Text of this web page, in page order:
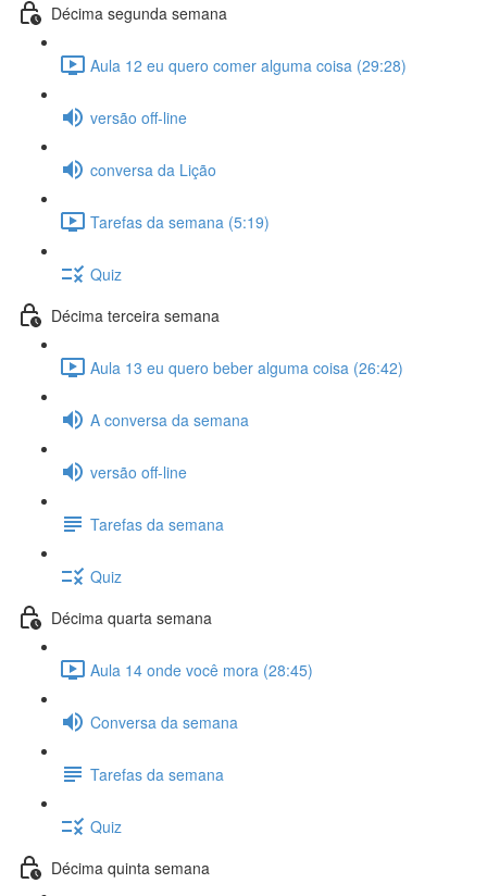
Décima segunda semana
Aula 12 eu quero comer alguma coisa (29:28)
versão off-line
conversa da Lição
Tarefas da semana (5:19)
Quiz
Décima terceira semana
Aula 13 eu quero beber alguma coisa (26:42)
A conversa da semana
versão off-line
Tarefas da semana
Quiz
Décima quarta semana
Aula 14 onde você mora (28:45)
Conversa da semana
Tarefas da semana
Quiz
Décima quinta semana